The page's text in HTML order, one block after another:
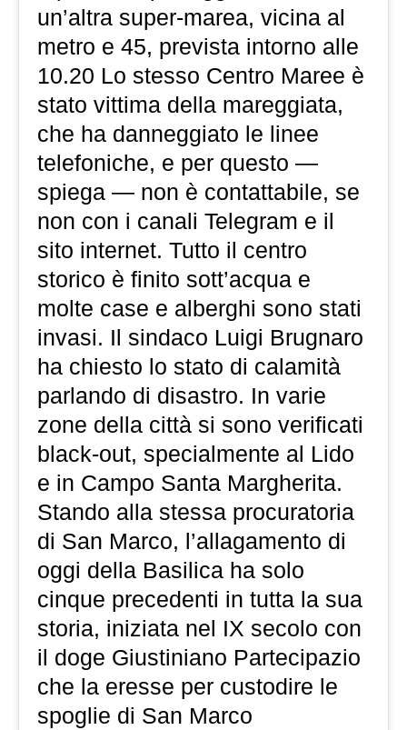
un’altra super-marea, vicina al
metro e 45, prevista intorno alle
10.20 Lo stesso Centro Maree è
stato vittima della mareggiata,
che ha danneggiato le linee
telefoniche, e per questo —
spiega — non è contattabile, se
non con i canali Telegram e il
sito internet. Tutto il centro
storico è finito sott’acqua e
molte case e alberghi sono stati
invasi. Il sindaco Luigi Brugnaro
ha chiesto lo stato di calamità
parlando di disastro. In varie
zone della città si sono verificati
black-out, specialmente al Lido
e in Campo Santa Margherita.
Stando alla stessa procuratoria
di San Marco, l’allagamento di
oggi della Basilica ha solo
cinque precedenti in tutta la sua
storia, iniziata nel IX secolo con
il doge Giustiniano Partecipazio
che la eresse per custodire le
spoglie di San Marco